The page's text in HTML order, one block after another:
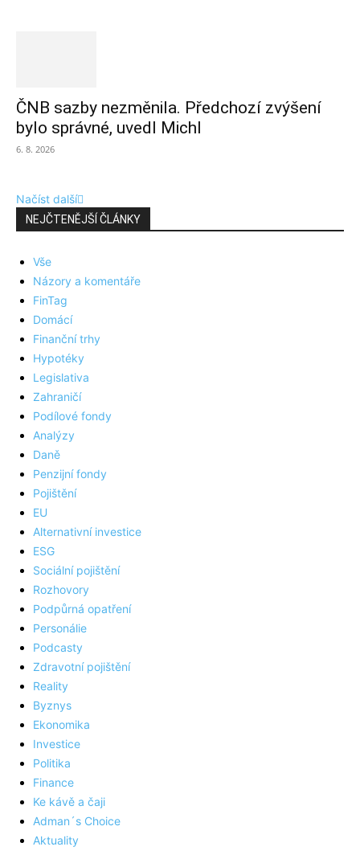
ČNB sazby nezměnila. Předchozí zvýšení
bylo správné, uvedl Michl
6. 8. 2026
Načíst další
NEJČTENĚJŠÍ ČLÁNKY
Vše
Názory a komentáře
FinTag
Domácí
Finanční trhy
Hypotéky
Legislativa
Zahraničí
Podílové fondy
Analýzy
Daně
Penzijní fondy
Pojištění
EU
Alternativní investice
ESG
Sociální pojištění
Rozhovory
Podpůrná opatření
Personálie
Podcasty
Zdravotní pojištění
Reality
Byznys
Ekonomika
Investice
Politika
Finance
Ke kávě a čaji
Adman´s Choice
Aktuality